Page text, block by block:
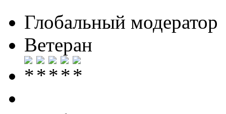
Глобальный модератор
Ветеран